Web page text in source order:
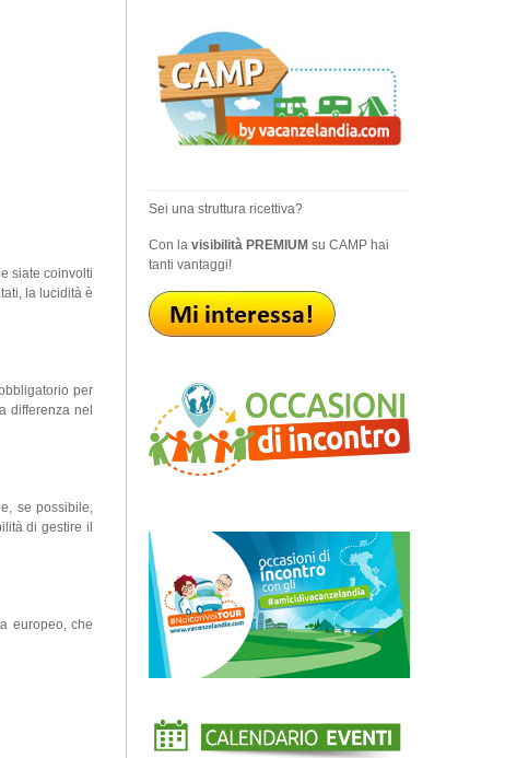
siate coinvolti
la lucidità è
per
differenza nel
se possibile,
di gestire il
europeo, che
Sei una struttura ricettiva?
Con la visibilità PREMIUMsu CAMP hai
tanti vantaggi!